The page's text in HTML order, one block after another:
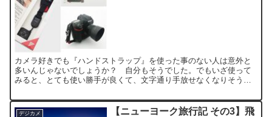
カメラ好きでも『ハンドストラップ』を使った事のない人は意外と
多いんじゃないでしょうか？ 自分もそうでした。でもいざ使って
みると、とても使い勝手が良くて、文字通り手放せなくなりそうで
デジカメ
【ニューヨーク旅行記 その3】飛